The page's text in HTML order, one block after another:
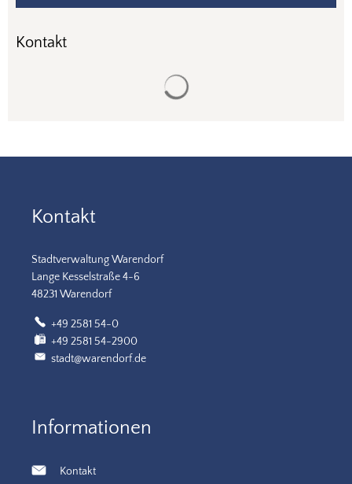
Kontakt
Kontakt
Stadtverwaltung Warendorf
Lange Kesselstraße 4-6
48231 Warendorf
+49 2581 54-0
+49 2581 54-2900
stadt@warendorf.de
Informationen
Kontakt